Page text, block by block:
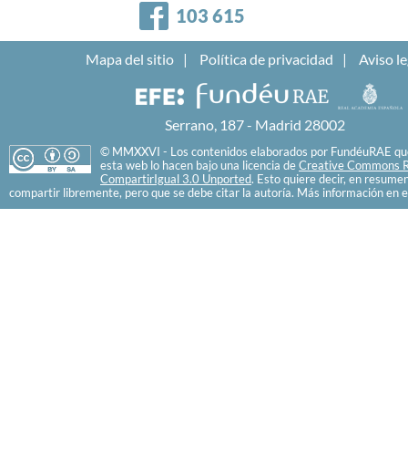
Facebook
103 615
Mapa del sitio Política de privacidad Aviso
Serrano, 187 - Madrid 28002
© MMXXVI - Los contenidos elaborados por FundéuRAE
esta web lo hacen bajo una licencia de Creative Commons
CompartirIgual 3.0 Unported. Esto quiere decir, en
compartir libremente, pero que se debe citar la autoría. Más información en